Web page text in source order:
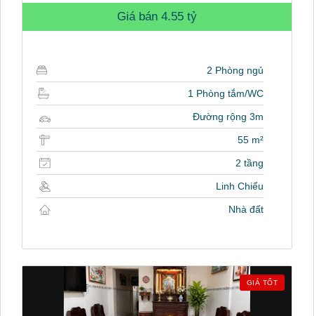
Giá bán 4.55 tỷ
2 Phòng ngủ
1 Phòng tắm/WC
Đường rộng 3m
55 m²
2 tầng
Linh Chiểu
Nhà đất
GIÁ TỐT